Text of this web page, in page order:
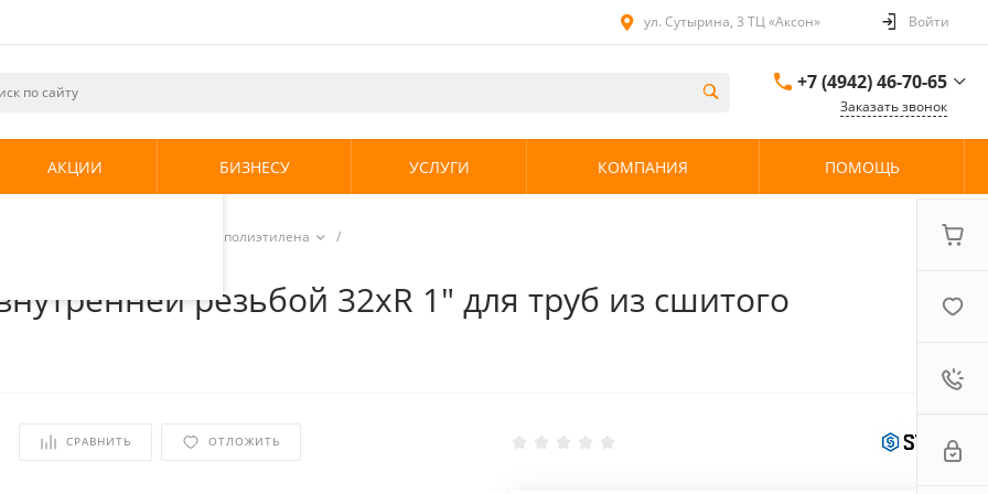
и
использования.
.
ул. Сутырина, 3 ТЦ «Аксон» Войти
+7 (4942) 46-70-65
ул. Сутырина, 3 ТЦ
Заказать звонок
АКЦИИ БИЗНЕСУ УСЛУГИ КОМПАНИЯ ПОМОЩЬ
Трубы из сшитого полиэтилена
/
полиэтилена аксиальный
резьбой 32xR 1" для труб из сшитого
СРАВНИТЬ ОТЛОЖИТЬ